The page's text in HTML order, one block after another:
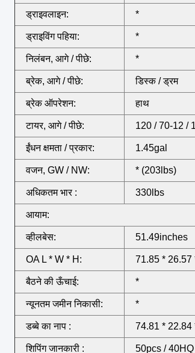
ड्राइवलाइन: *
ड्राइविंग पहिया: *
निलंबन, आगे / पीछे: *
ब्रेक, आगे / पीछे: डिस्क / ड्रम
ब्रेक ऑपरेशन: हाथ
टायर, आगे / पीछे: 120 / 70-12 /
ईंधन क्षमता / प्रकार: 1.45gal
वजन, GW / NW: * (203lbs)
अधिकतम भार : 330lbs
आयाम:
व्हीलबेस: 51.49inches
OA L * W * H: 71.85 *
बैठने की ऊँचाई: *
न्यूनतम जमीन निकासी: *
डब्बे का नाप : 74.81 *
शिपिंग जानकारी : 50pcs / 40HQ